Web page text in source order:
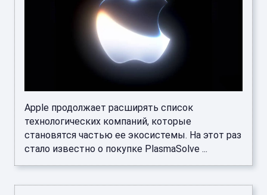
Apple продолжает расширять список
технологических компаний, которые
становятся частью ее экосистемы. На этот раз
стало известно о покупке PlasmaSolve ...